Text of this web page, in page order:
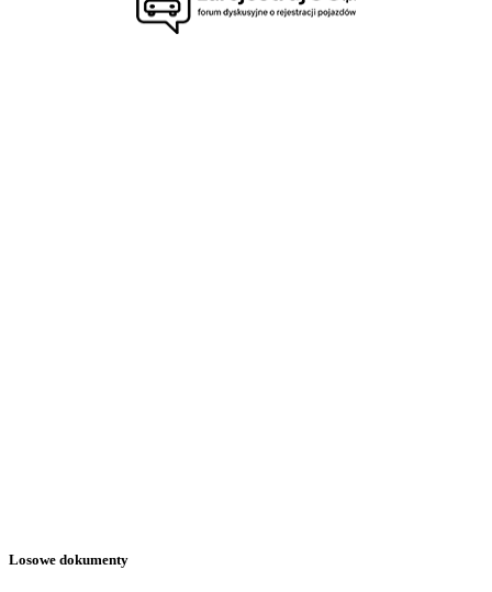
Losowe dokumenty